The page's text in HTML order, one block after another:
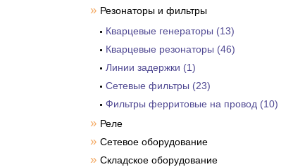
» Резонаторы и фильтры
Кварцевые генераторы (13)
Кварцевые резонаторы (46)
Линии задержки (1)
Сетевые фильтры (23)
Фильтры ферритовые на провод (10)
» Реле
» Сетевое оборудование
» Складское оборудование